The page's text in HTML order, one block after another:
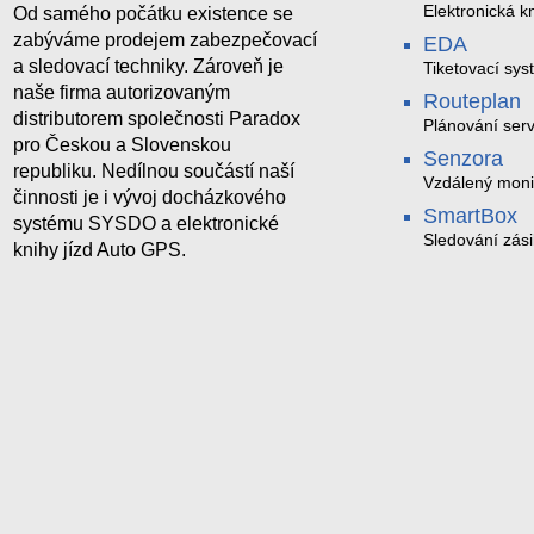
Od samého počátku existence se
zabýváme prodejem zabezpečovací
a sledovací techniky. Zároveň je
naše firma autorizovaným
distributorem společnosti Paradox
pro Českou a Slovenskou
republiku. Nedílnou součástí naší
činnosti je i vývoj docházkového
systému SYSDO a elektronické
knihy jízd Auto GPS.
Elektronická
EDA
Tiketovací
Routeplan
Plánování
Senzora
Vzdálený
SmartBox
Sledování